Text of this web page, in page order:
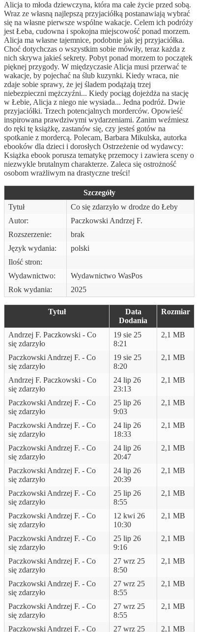
Alicja to młoda dziewczyna, która ma całe życie przed sobą.
Wraz ze własną najlepszą przyjaciółką postanawiają wybrać
się na własne pierwsze wspólne wakacje. Celem ich podróży
jest Łeba, cudowna i spokojna miejscowość ponad morzem.
Alicja ma własne tajemnice, podobnie jak jej przyjaciółka.
Choć dotychczas o wszystkim sobie mówiły, teraz każda z
nich skrywa jakieś sekrety. Pobyt ponad morzem to początek
pięknej przygody. W międzyczasie Alicja musi przerwać te
wakacje, by pojechać na ślub kuzynki. Kiedy wraca, nie
zdaje sobie sprawy, że jej śladem podążają trzej
niebezpieczni mężczyźni... Kiedy pociąg dojeżdża na stację
w Łebie, Alicja z niego nie wysiada... Jedna podróż. Dwie
przyjaciółki. Trzech potencjalnych morderców. Opowieść
inspirowana prawdziwymi wydarzeniami. Zanim weźmiesz
do ręki tę książkę, zastanów się, czy jesteś gotów na
spotkanie z mordercą. Polecam, Barbara Mikulska, autorka
ebooków dla dzieci i dorosłych Ostrzeżenie od wydawcy:
Książka ebook porusza tematykę przemocy i zawiera sceny o
niezwykle brutalnym charakterze. Zaleca się ostrożność
osobom wrażliwym na drastyczne treści!
Szczegóły
Tytuł
Co się zdarzyło w drodze do Łeby
Autor:
Paczkowski Andrzej F.
Rozszerzenie:
brak
Język wydania:
polski
Ilość stron:
Wydawnictwo:
Wydawnictwo WasPos
Rok wydania:
2025
Tytuł
Data
Dodania
Rozmiar
Andrzej F. Paczkowski - Co
się zdarzyło
19 sie 25
8:21
2,1 MB
Paczkowski Andrzej F. - Co
się zdarzyło
19 sie 25
8:20
2,1 MB
Andrzej F. Paczkowski - Co
się zdarzyło
24 lip 26
23:13
2,1 MB
Paczkowski Andrzej F. - Co
się zdarzyło
25 lip 26
9:03
2,1 MB
Paczkowski Andrzej F. - Co
się zdarzyło
24 lip 26
18:33
2,1 MB
Paczkowski Andrzej F. - Co
się zdarzyło
24 lip 26
20:47
2,1 MB
Paczkowski Andrzej F. - Co
się zdarzyło
24 lip 26
20:39
2,1 MB
Paczkowski Andrzej F. - Co
się zdarzyło
25 lip 26
8:55
2,1 MB
Paczkowski Andrzej F. - Co
się zdarzyło
12 kwi 26
10:30
2,1 MB
Paczkowski Andrzej F. - Co
się zdarzyło
25 lip 26
9:16
2,1 MB
Paczkowski Andrzej F. - Co
się zdarzyło
27 wrz 25
8:50
2,1 MB
Paczkowski Andrzej F. - Co
się zdarzyło
27 wrz 25
8:55
2,1 MB
Paczkowski Andrzej F. - Co
się zdarzyło
27 wrz 25
8:55
2,1 MB
Paczkowski Andrzej F. - Co
27 wrz 25
2,1 MB